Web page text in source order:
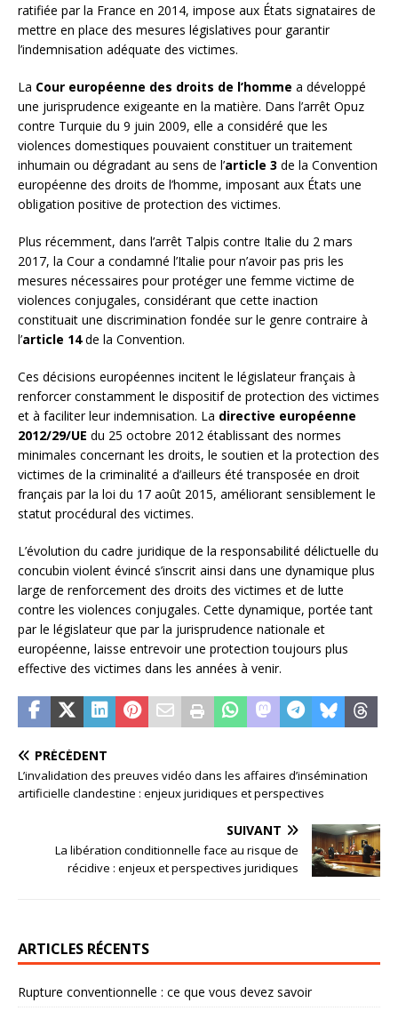
ratifiée par la France en 2014, impose aux États signataires de
mettre en place des mesures législatives pour garantir
l’indemnisation adéquate des victimes.
La Cour européenne des droits de l’homme a développé
une jurisprudence exigeante en la matière. Dans l’arrêt Opuz
contre Turquie du 9 juin 2009, elle a considéré que les
violences domestiques pouvaient constituer un traitement
inhumain ou dégradant au sens de l’article 3 de la Convention
européenne des droits de l’homme, imposant aux États une
obligation positive de protection des victimes.
Plus récemment, dans l’arrêt Talpis contre Italie du 2 mars
2017, la Cour a condamné l’Italie pour n’avoir pas pris les
mesures nécessaires pour protéger une femme victime de
violences conjugales, considérant que cette inaction
constituait une discrimination fondée sur le genre contraire à
l’article 14de la Convention.
Ces décisions européennes incitent le législateur français à
renforcer constamment le dispositif de protection des victimes
et à faciliter leur indemnisation. La directive européenne
2012/29/UE du 25 octobre 2012 établissant des normes
minimales concernant les droits, le soutien et la protection des
victimes de la criminalité a d’ailleurs été transposée en droit
français par la loi du 17 août 2015, améliorant sensiblement le
statut procédural des victimes.
L’évolution du cadre juridique de la responsabilité délictuelle du
concubin violent évincé s’inscrit ainsi dans une dynamique plus
large de renforcement des droits des victimes et de lutte
contre les violences conjugales. Cette dynamique, portée tant
par le législateur que par la jurisprudence nationale et
européenne, laisse entrevoir une protection toujours plus
effective des victimes dans les années à venir.
PRÉCÉDENT
L’invalidation des preuves vidéo dans les affaires d’insémination
artificielle clandestine : enjeux juridiques et perspectives
SUIVANT
La libération conditionnelle face au risque de
récidive : enjeux et perspectives juridiques
ARTICLES RÉCENTS
Rupture conventionnelle : ce que vous devez savoir